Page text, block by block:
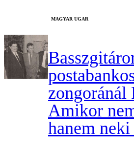
MAGYAR UGAR
zongoránál
Amikor
hanem